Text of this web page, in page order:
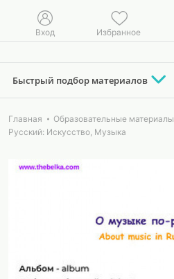
Вход Избранное
Быстрый подбор материалов
Главная
Образовательные материалы
Русский: Искусство, Музыка